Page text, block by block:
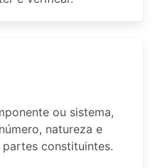
ou sistema,
natureza e
constituintes.